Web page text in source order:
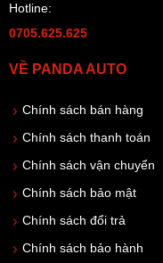
Hotline:
0705.625.625
VỀ PANDA AUTO
Chính sách bán hàng
Chính sách thanh toán
Chính sách vận chuyển
Chính sách bảo mật
Chính sách đổi trả
Chính sách bảo hành